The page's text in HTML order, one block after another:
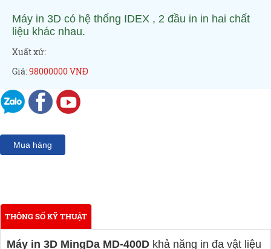
Máy in 3D có hệ thống IDEX , 2 đầu in in hai chất
liệu khác nhau.
Xuất xứ:
Giá:98000000 VNĐ
Mua hàng
THÔNG SỐ KỸ THUẬT
Máy in 3D MingDa MD-400D khả năng in đa vật liệu